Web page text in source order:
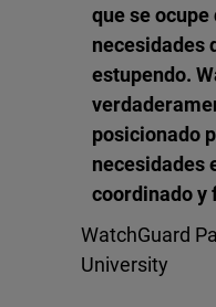
que se
necesidades
estupendo.
posicionado
necesidades
coordinado y
WatchGuard
University